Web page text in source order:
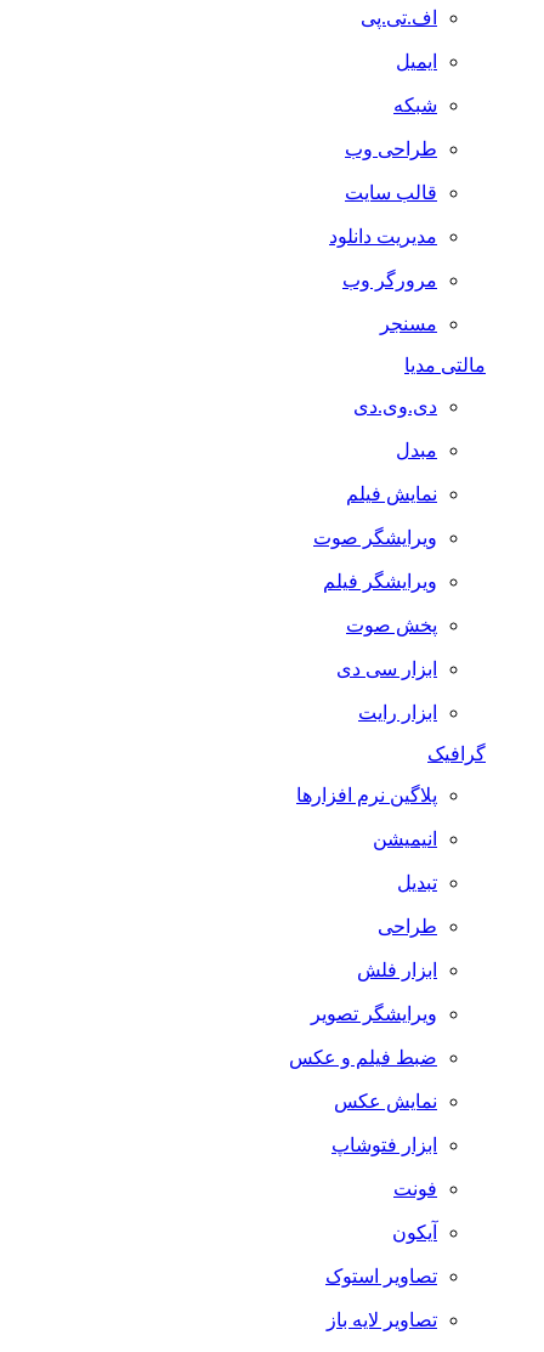
اف.تی.پی
ایمیل
شبکه
طراحی وب
قالب سایت
مدیریت دانلود
مرورگر وب
مسنجر
مالتی مدیا
دی.وی.دی
مبدل
نمایش فیلم
ویرایشگر صوت
ویرایشگر فیلم
پخش صوت
ابزار سی دی
ابزار رایت
گرافیک
پلاگین نرم افزارها
انیمیشن
تبدیل
طراحی
ابزار فلش
ویرایشگر تصویر
ضبط فيلم و عكس
نمایش عکس
ابزار فتوشاپ
فونت
آیکون
تصاویر استوک
تصاویر لایه باز